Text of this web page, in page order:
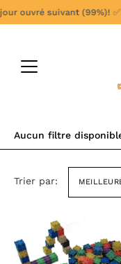
Aller
au
suivant (99%)! ✅
Aucun filtre
Trier par: